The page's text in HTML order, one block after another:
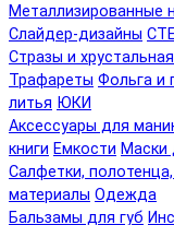
Металлизированные
Слайдер-дизайны
Стразы и
Трафареты Фольга и
литья ЮКИ
Аксессуары для
книги Емкости Маски
Салфетки,
материалы Одежда
Бальзамы для губ